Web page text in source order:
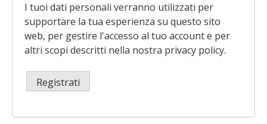
I tuoi dati personali verranno utilizzati per
supportare la tua esperienza su questo sito
web, per gestire l'accesso al tuo account e per
altri scopi descritti nella nostra privacy policy.
Registrati